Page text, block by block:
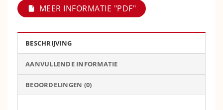
MEER INFORMATIE "PDF"
BESCHRIJVING
AANVULLENDE INFORMATIE
BEOORDELINGEN (0)